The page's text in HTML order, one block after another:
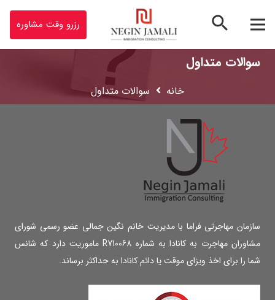
search رزرو وقت مشاوره
سوالات متداول
خانه سوالات متداول
سازمان مهاجرتی فراما با مدیریت خانم نگین جمالی عضو رسمی شورای
مشاوران مهاجرت به کانادا به شماره R710068 ماموریت دارد که شانس
شما را برای اخذ ویزای موقت یا دائم كانادا به حداکثر برساند.